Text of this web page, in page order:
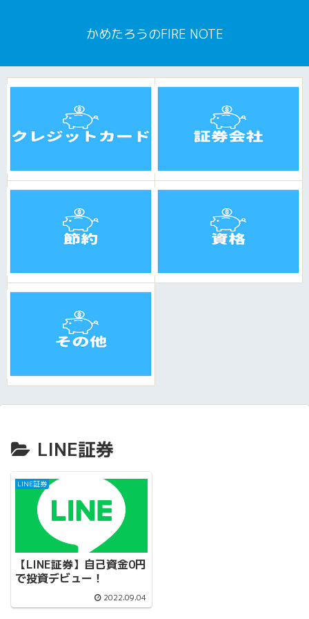
かめたろうのFIRE NOTE
LINE証券
LINE証券
【LINE証券】自己資金0円
で投資デビュー！
2022.09.04